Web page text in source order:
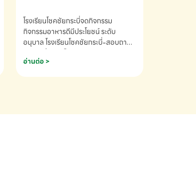
โรงเรียนโชคชัยกระบี่จดกิจกรรม
กิจกรรมอาหารดีมีประโยชน์ ระดับ
อนุบาล โรงเรียนโชคชัยกระบี่-สอบถาม
อ่านต่อ >